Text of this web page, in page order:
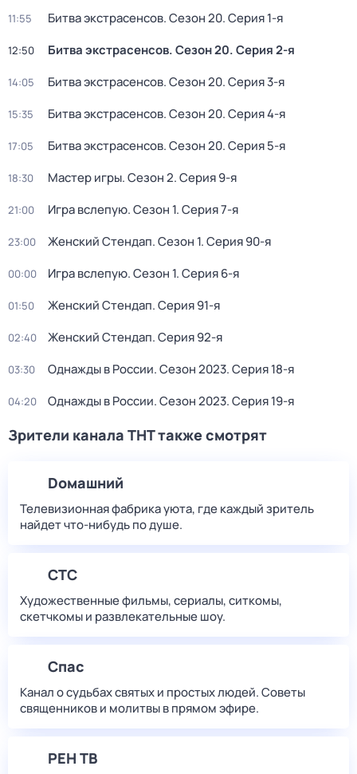
11:55 Битва экстрасенсов. Сезон 20. Серия 1-я
12:50 Битва экстрасенсов. Сезон 20. Серия 2-я
14:05 Битва экстрасенсов. Сезон 20. Серия 3-я
15:35 Битва экстрасенсов. Сезон 20. Серия 4-я
17:05 Битва экстрасенсов. Сезон 20. Серия 5-я
18:30 Мастер игры. Сезон 2. Серия 9-я
21:00 Игpа вслeпую. Сезон 1. Серия 7-я
23:00 Женский Стендап. Сезон 1. Серия 90-я
00:00 Игpа вслeпую. Сезон 1. Серия 6-я
01:50 Женский Стендап. Серия 91-я
02:40 Женский Стендап. Серия 92-я
03:30 Однажды в России. Сезон 2023. Серия 18-я
04:20 Однажды в России. Сезон 2023. Серия 19-я
Зрители канала ТНТ также смотрят
Dомашний
Телевизионная фабрика уюта, где каждый зритель
найдет что‑нибудь по душе.
СТС
Художественные фильмы, сериалы, ситкомы,
скетчкомы и развлекательные шоу.
Спас
Канал о судьбах святых и простых людей. Советы
священников и молитвы в прямом эфире.
РЕН ТВ